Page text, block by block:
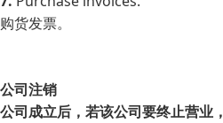
购货发票。
公司注销
公司成立后，若该公司要终止营业